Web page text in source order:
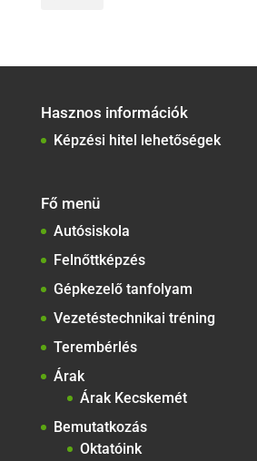
Hasznos információk
Képzési hitel lehetőségek
Fő menü
Autósiskola
Felnőttképzés
Gépkezelő tanfolyam
Vezetéstechnikai tréning
Terembérlés
Árak
Árak Kecskemét
Bemutatkozás
Oktatóink